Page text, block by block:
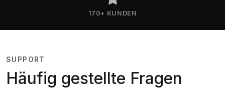
170+ KUNDEN
SUPPORT
Häufig gestellte Fragen